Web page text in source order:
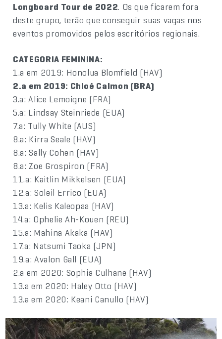
Longboard Tour de 2022. Os que ficarem fora
deste grupo, terão que conseguir suas vagas nos
eventos promovidos pelos escritórios regionais.
CATEGORIA FEMININA:
1.a em 2019: Honolua Blomfield (HAV)
2.a em 2019: Chloé Calmon (BRA)
3.a: Alice Lemoigne (FRA)
5.a: Lindsay Steinriede (EUA)
7.a: Tully White (AUS)
8.a: Kirra Seale (HAV)
8.a: Sally Cohen (HAV)
8.a: Zoe Grospiron (FRA)
11.a: Kaitlin Mikkelsen (EUA)
12.a: Soleil Errico (EUA)
13.a: Kelis Kaleopaa (HAV)
14.a: Ophelie Ah-Kouen (REU)
15.a: Mahina Akaka (HAV)
17.a: Natsumi Taoka (JPN)
19.a: Avalon Gall (EUA)
2.a em 2020: Sophia Culhane (HAV)
13.a em 2020: Haley Otto (HAV)
13.a em 2020: Keani Canullo (HAV)